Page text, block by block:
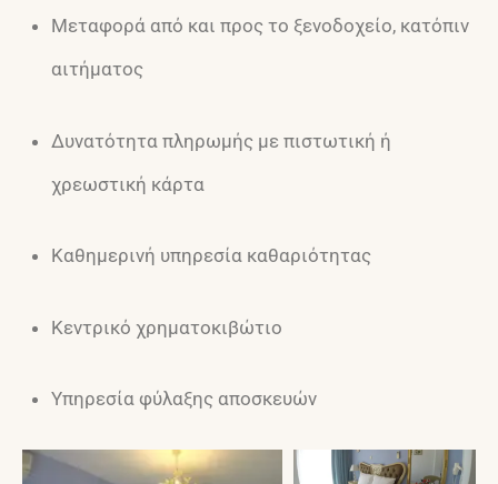
Μεταφορά από και προς το ξενοδοχείο, κατόπιν
αιτήματος
Δυνατότητα πληρωμής με πιστωτική ή
χρεωστική κάρτα
Καθημερινή υπηρεσία καθαριότητας
Κεντρικό χρηματοκιβώτιο
Υπηρεσία φύλαξης αποσκευών